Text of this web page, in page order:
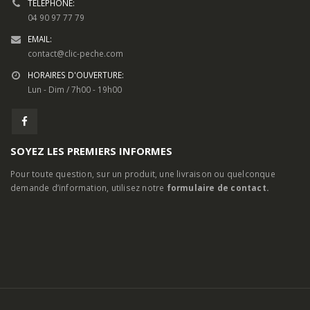
TELEPHONE:
04 90 97 77 79
EMAIL:
contact@clic-peche.com
HORAIRES D'OUVERTURE:
Lun - Dim / 7h00 - 19h00
SOYEZ LES PREMIERS INFORMES
Pour toute question, sur un produit, une livraison ou quelconque
demande d’information, utilisez notre formulaire de contact.